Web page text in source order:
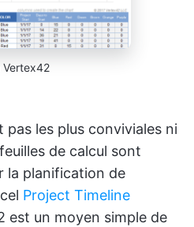
Vertex42
pas les plus conviviales ni
de calcul sont
la planification de
Project Timeline
est un moyen simple de